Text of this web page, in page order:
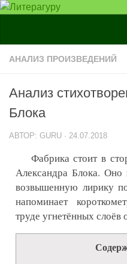
Главная
Кунилингвист
Итоговое сочинение
Анализ произведений
Доклады
Абитуриентам
Краткие содержания
АНАЛИЗ ПРОИЗВЕДЕНИЙ
Анализ
Блока
АВТОР: GURU · 24.07.2018
Фабрика стоит в
Александра Блока.
возвышенную лирику
напоминает
труде угнетённых слоёв